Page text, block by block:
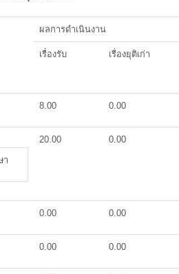
ผลการดำเนินงาน
เรื่องรับ เรื่องยุติเก่า
8.00 0.00
า
20.00 0.00
0.00 0.00
0.00 0.00